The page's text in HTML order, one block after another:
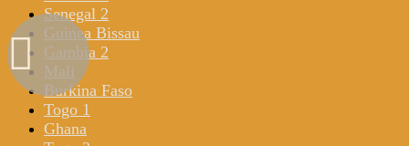
Senegal 2
Guinea Bissau
Gambia 2
Mali
Burkina Faso
Togo 1
Ghana